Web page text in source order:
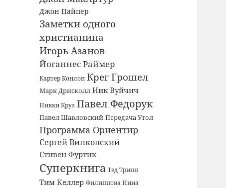
Джон Пайпер
Заметки одного
христианина
Игорь Азанов
Йоганнес Раймер
Картер Конлон Крег Грошел
Марк Дрисколл Ник Вуйчич
Никки Круз Павел Федорук
Павел Шавловский Передача Угол
Программа Ориентир
Сергей Винковский
Стивен Фуртик
Суперкнига Тед Трипп
Тим Келлер Филиппова Нина